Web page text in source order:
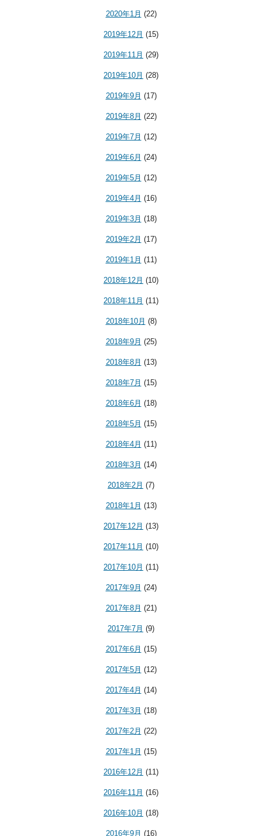
2020年1月 (22)
2019年12月 (15)
2019年11月 (29)
2019年10月 (28)
2019年9月 (17)
2019年8月 (22)
2019年7月 (12)
2019年6月 (24)
2019年5月 (12)
2019年4月 (16)
2019年3月 (18)
2019年2月 (17)
2019年1月 (11)
2018年12月 (10)
2018年11月 (11)
2018年10月 (8)
2018年9月 (25)
2018年8月 (13)
2018年7月 (15)
2018年6月 (18)
2018年5月 (15)
2018年4月 (11)
2018年3月 (14)
2018年2月 (7)
2018年1月 (13)
2017年12月 (13)
2017年11月 (10)
2017年10月 (11)
2017年9月 (24)
2017年8月 (21)
2017年7月 (9)
2017年6月 (15)
2017年5月 (12)
2017年4月 (14)
2017年3月 (18)
2017年2月 (22)
2017年1月 (15)
2016年12月 (11)
2016年11月 (16)
2016年10月 (18)
2016年9月 (16)